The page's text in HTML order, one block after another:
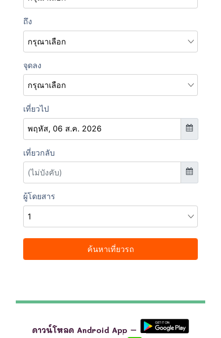
ดาวน์โหลด Android App –